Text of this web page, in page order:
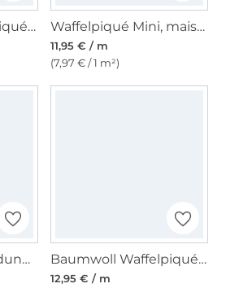
Baumwoll Waffelpiqué, dunkelblau Waffelpiqué Mini, maisgelb
11,95 € / m
(7,97 € / 1 m²)
Waffelpiqué Mini, dunkelblau Baumwoll Waffelpiqué, blasspetrol
12,95 € / m